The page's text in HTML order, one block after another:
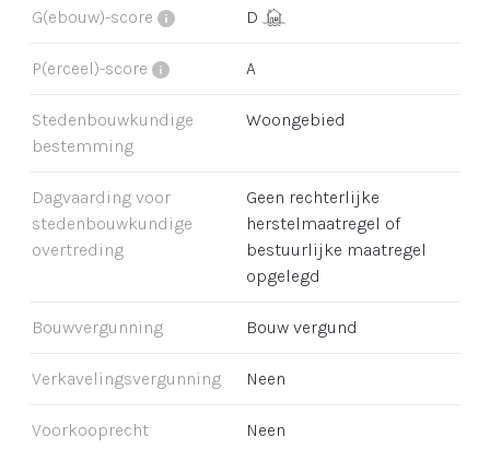
G(ebouw)-score D
P(erceel)-score A
Stedenbouwkundige
bestemming
Woongebied
Dagvaarding voor
stedenbouwkundige
overtreding
Geen rechterlijke
herstelmaatregel of
bestuurlijke maatregel
opgelegd
Bouwvergunning Bouw vergund
Verkavelingsvergunning Neen
Voorkooprecht Neen